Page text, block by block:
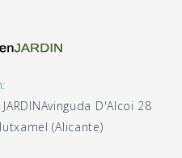
Avinguda D'Alcoi 28
(Alicante)